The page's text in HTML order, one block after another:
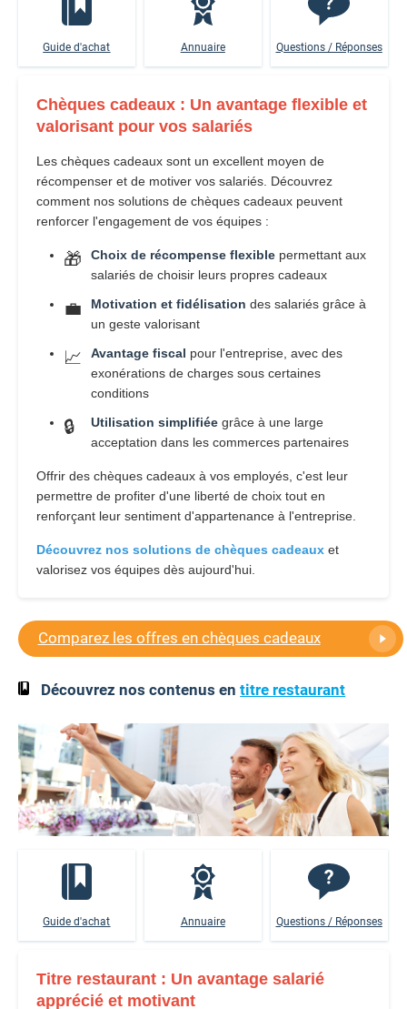
Guide d'achat Annuaire Questions / Réponses
Chèques cadeaux : Un avantage flexible et
valorisant pour vos salariés
Les chèques cadeaux sont un excellent moyen de
récompenser et de motiver vos salariés. Découvrez
comment nos solutions de chèques cadeaux peuvent
renforcer l'engagement de vos équipes :
🎁 Choix de récompense flexible permettant aux
salariés de choisir leurs propres cadeaux
💼 Motivation et fidélisation des salariés grâce à
un geste valorisant
📈 Avantage fiscal pour l'entreprise, avec des
exonérations de charges sous certaines
conditions
🔒 Utilisation simplifiée grâce à une large
acceptation dans les commerces partenaires
Offrir des chèques cadeaux à vos employés, c'est leur
permettre de profiter d'une liberté de choix tout en
renforçant leur sentiment d'appartenance à l'entreprise.
Découvrez nos solutions de chèques cadeaux et
valorisez vos équipes dès aujourd'hui.
Comparez les offres en chèques cadeaux
Découvrez nos contenus entitre restaurant
Guide d'achat Annuaire Questions / Réponses
Titre restaurant : Un avantage salarié
apprécié et motivant